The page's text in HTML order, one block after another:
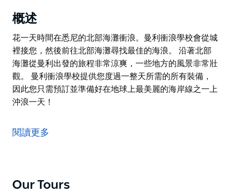
概述
花一天時間在悉尼的北部海灘衝浪。曼利衝浪學校會從城
裡接您，然後前往北部海灘尋找最佳的海浪。 沿著北部
海灘從曼利出發的旅程非常涼爽，一些地方的風景非常壯
觀。 曼利衝浪學校提供您度過一整天所需的所有裝備，
因此您只需預訂並準備好在地球上最美麗的海岸線之一上
沖浪一天！
裡接您，然後前往北部海灘尋找最佳的海浪。
只需預訂並準備好在地球上最美麗的海岸線之一上沖浪一
閱讀更多
Our Tours